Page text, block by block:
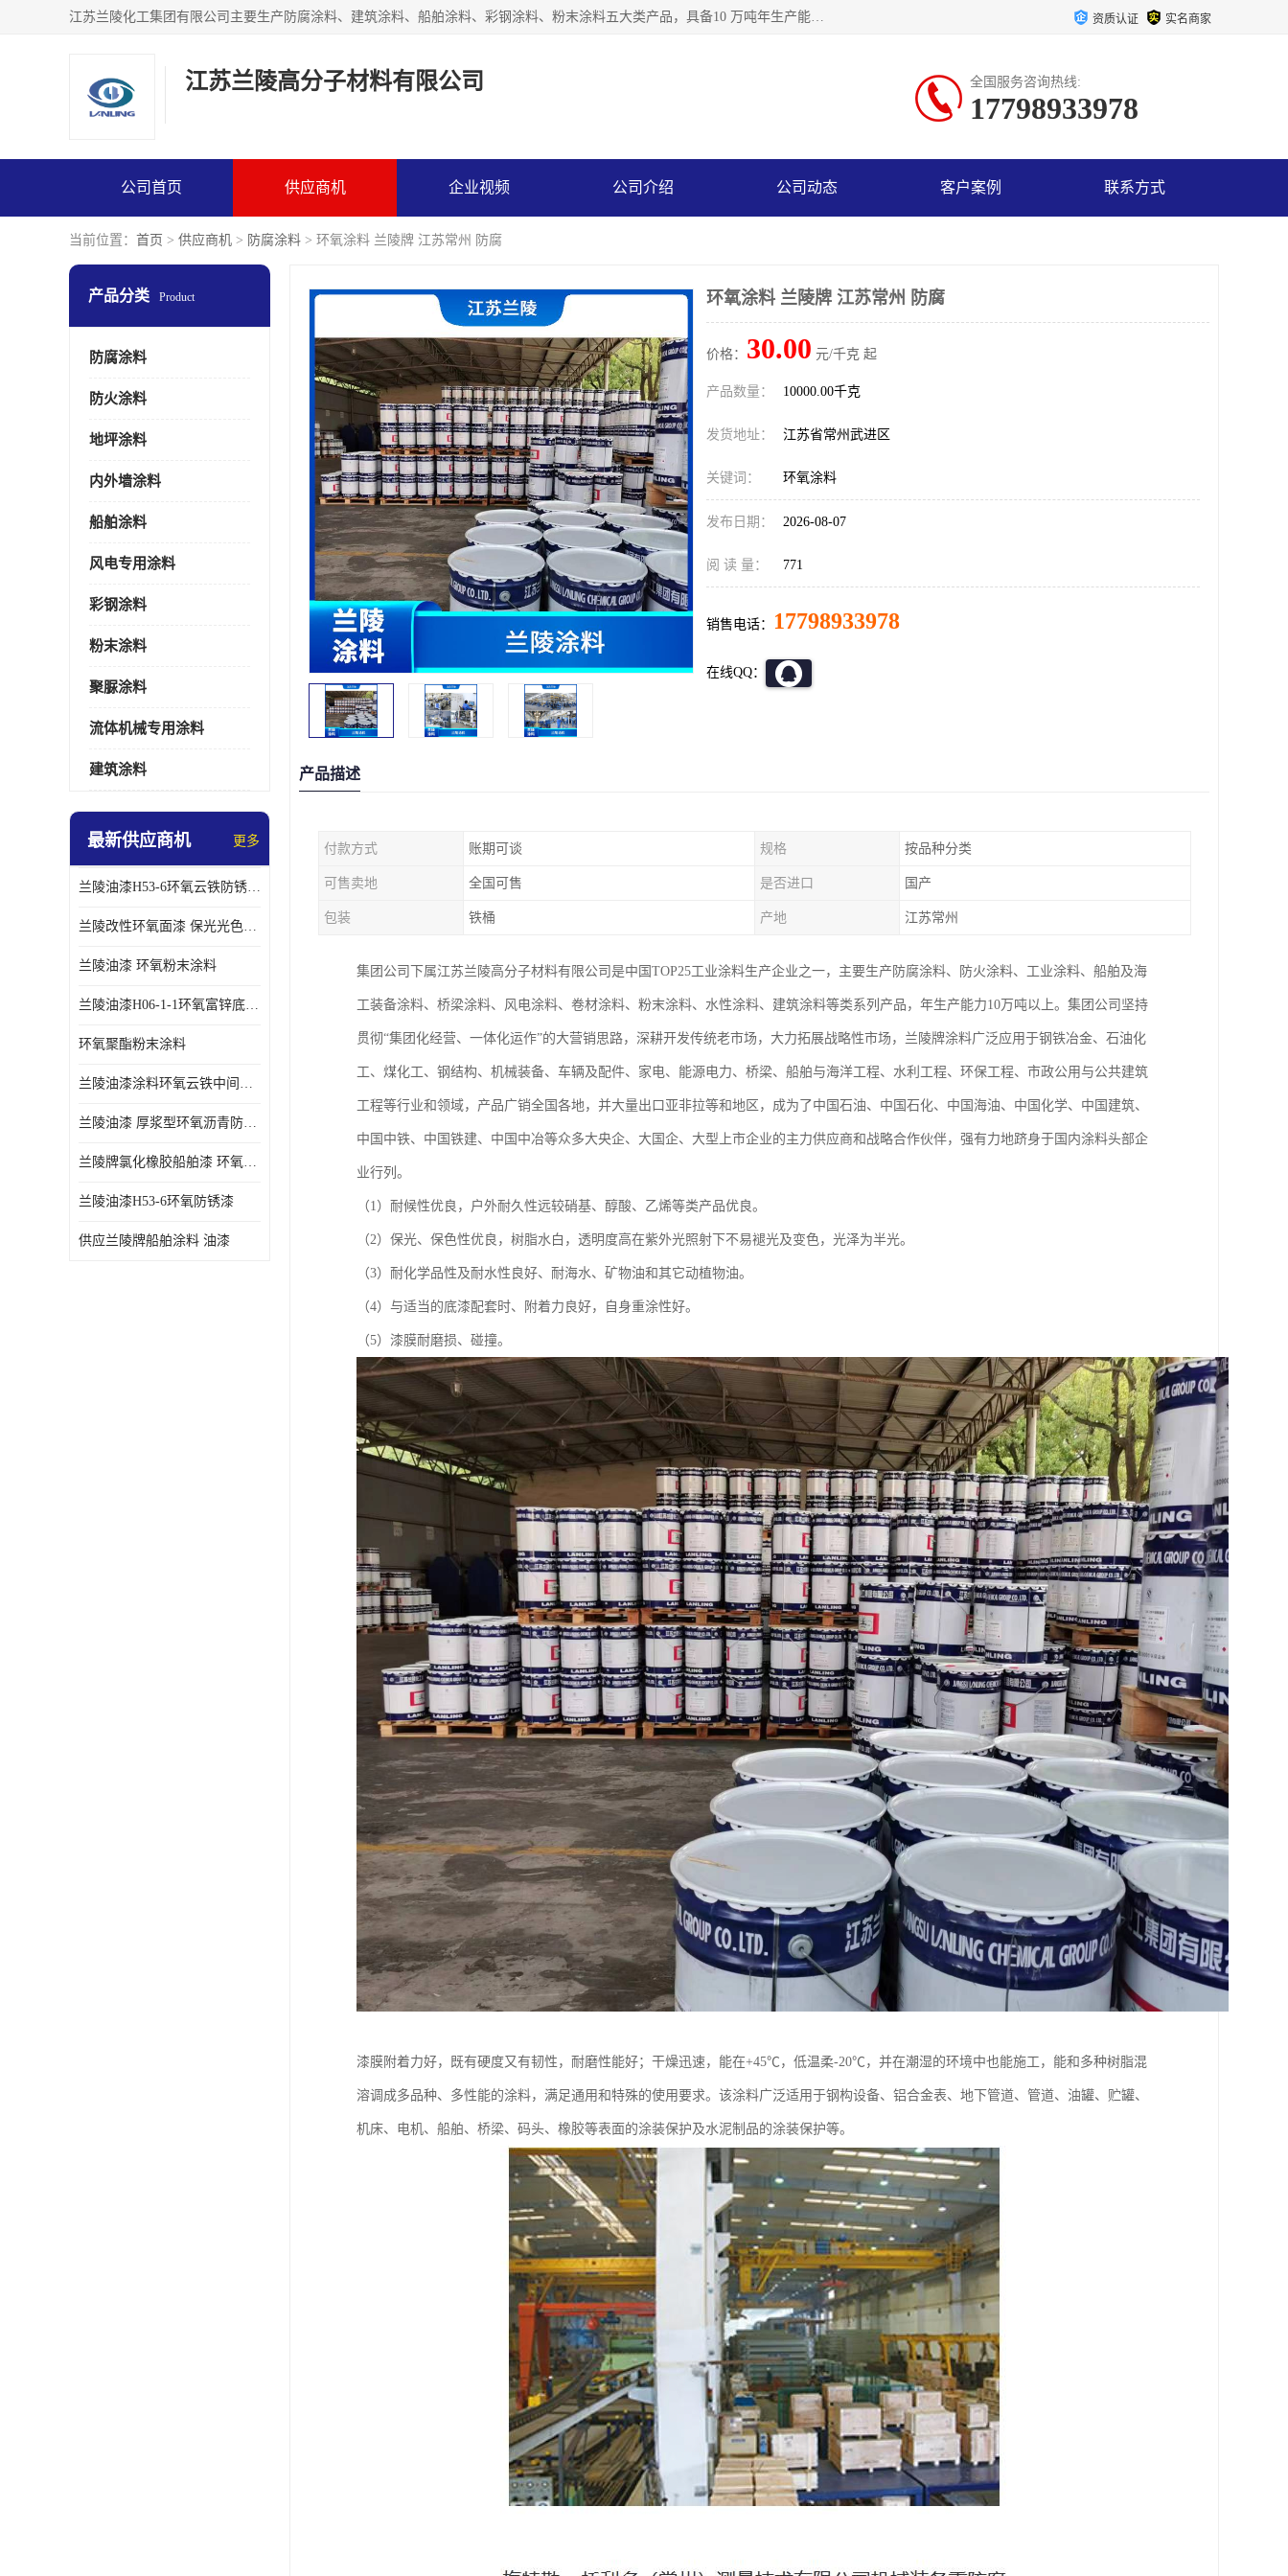
江苏兰陵化工集团有限公司主要生产防腐涂料、建筑涂料、船舶涂料、彩钢涂料、粉末涂料五大类产品，具备10 万吨年生产能力，可以提供优质精良的涂装施工服务，产品广销全国各地，大量出口亚非欧及拉美等国家。 资质认证 实名商家
江苏兰陵高分子材料有限公司 全国服务咨询热线:
17798933978
公司首页 供应商机 企业视频 公司介绍 公司动态 客户案例 联系方式
当前位置： 首页 > 供应商机 > 防腐涂料 > 环氧涂料 兰陵牌 江苏常州 防腐
产品分类 Product
防腐涂料
防火涂料
地坪涂料
内外墙涂料
船舶涂料
风电专用涂料
彩钢涂料
粉末涂料
聚脲涂料
流体机械专用涂料
建筑涂料
最新供应商机 更多
兰陵油漆H53-6环氧云铁防锈漆链接性能强
兰陵改性环氧面漆 保光光色性更好 适用于室外防腐耐候性好
兰陵油漆 环氧粉末涂料
兰陵油漆H06-1-1环氧富锌底漆 船舶桥梁铁塔储罐防锈漆
环氧聚酯粉末涂料
兰陵油漆涂料环氧云铁中间漆、环氧煤沥青漆
兰陵油漆 厚浆型环氧沥青防锈漆 埋地管道专用漆
兰陵牌氯化橡胶船舶漆 环氧富锌底漆
兰陵油漆H53-6环氧防锈漆
供应兰陵牌船舶涂料 油漆
环氧涂料 兰陵牌 江苏常州 防腐
价格： 30.00 元/千克 起
产品数量： 10000.00千克
发货地址： 江苏省常州武进区
关键词： 环氧涂料
发布日期： 2026-08-07
阅 读 量： 771
销售电话： 17798933978
在线QQ：
产品描述
付款方式 账期可谈 规格 按品种分类
可售卖地 全国可售 是否进口 国产
包装 铁桶 产地 江苏常州
集团公司下属江苏兰陵高分子材料有限公司是中国TOP25工业涂料生产企业之一，主要生产防腐涂料、防火涂料、工业涂料、船舶及海
工装备涂料、桥梁涂料、风电涂料、卷材涂料、粉末涂料、水性涂料、建筑涂料等类系列产品，年生产能力10万吨以上。集团公司坚持
贯彻“集团化经营、一体化运作”的大营销思路，深耕开发传统老市场，大力拓展战略性市场，兰陵牌涂料广泛应用于钢铁冶金、石油化
工、煤化工、钢结构、机械装备、车辆及配件、家电、能源电力、桥梁、船舶与海洋工程、水利工程、环保工程、市政公用与公共建筑
工程等行业和领域，产品广销全国各地，并大量出口亚非拉等和地区，成为了中国石油、中国石化、中国海油、中国化学、中国建筑、
中国中铁、中国铁建、中国中冶等众多大央企、大国企、大型上市企业的主力供应商和战略合作伙伴，强有力地跻身于国内涂料头部企
业行列。
（1）耐候性优良，户外耐久性远较硝基、醇酸、乙烯等类产品优良。
（2）保光、保色性优良，树脂水白，透明度高在紫外光照射下不易褪光及变色，光泽为半光。
（3）耐化学品性及耐水性良好、耐海水、矿物油和其它动植物油。
（4）与适当的底漆配套时、附着力良好，自身重涂性好。
（5）漆膜耐磨损、碰撞。
漆膜附着力好，既有硬度又有韧性，耐磨性能好；干燥迅速，能在+45℃，低温柔-20℃，并在潮湿的环境中也能施工，能和多种树脂混
溶调成多品种、多性能的涂料，满足通用和特殊的使用要求。该涂料广泛适用于钢构设备、铝合金表、地下管道、管道、油罐、贮罐、
机床、电机、船舶、桥梁、码头、橡胶等表面的涂装保护及水泥制品的涂装保护等。